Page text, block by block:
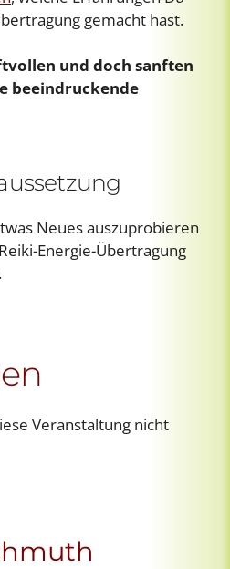
gemacht hast.
und doch sanften
beeindruckende
Neues auszuprobieren
Energie-Übertragung
Veranstaltung nicht